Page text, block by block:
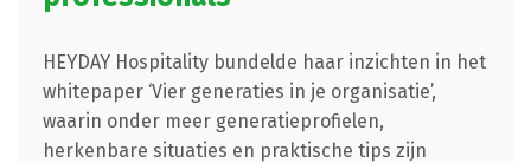
HEYDAY Hospitality bundelde haar inzichten in het
whitepaper ‘Vier generaties in je organisatie’,
waarin onder meer generatieprofielen,
herkenbare situaties en praktische tips zijn